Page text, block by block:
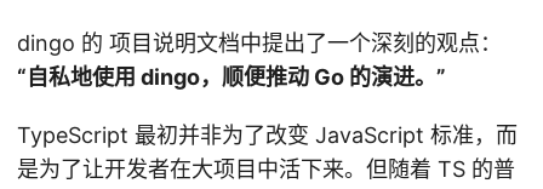
dingo 的 项目说明文档中提出了一个深刻的观点：
“自私地使用 dingo，顺便推动 Go 的演进。”
TypeScript 最初并非为了改变 JavaScript 标准，而
是为了让开发者在大项目中活下来。但随着 TS 的普